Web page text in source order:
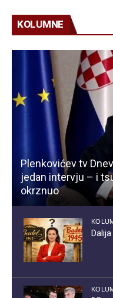
KOLUMNE
Plenkovićev tv
jedan intervju – i
okrznuo